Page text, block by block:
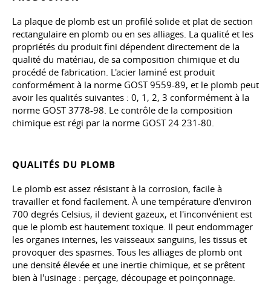
La plaque de plomb est un profilé solide et plat de section
rectangulaire en plomb ou en ses alliages. La qualité et les
propriétés du produit fini dépendent directement de la
qualité du matériau, de sa composition chimique et du
procédé de fabrication. L'acier laminé est produit
conformément à la norme GOST 9559-89, et le plomb peut
avoir les qualités suivantes : 0, 1, 2, 3 conformément à la
norme GOST 3778-98 . Le contrôle de la composition
chimique est régi par la norme GOST 24 231-80.
QUALITÉS DU PLOMB
Le plomb est assez résistant à la corrosion, facile à
travailler et fond facilement. À une température d'environ
700 degrés Celsius, il devient gazeux, et l'inconvénient est
que le plomb est hautement toxique. Il peut endommager
les organes internes, les vaisseaux sanguins, les tissus et
provoquer des spasmes. Tous les alliages de plomb ont
une densité élevée et une inertie chimique, et se prêtent
bien à l'usinage : perçage, découpage et poinçonnage.